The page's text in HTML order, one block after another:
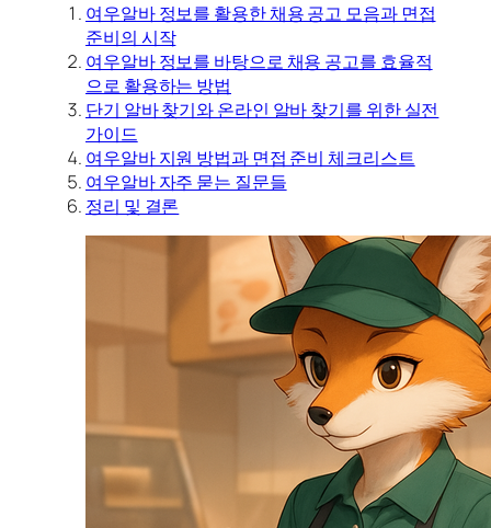
여우알바 정보를 활용한 채용 공고 모음과 면접
준비의 시작
여우알바 정보를 바탕으로 채용 공고를 효율적
으로 활용하는 방법
단기 알바 찾기와 온라인 알바 찾기를 위한 실전
가이드
여우알바 지원 방법과 면접 준비 체크리스트
여우알바 자주 묻는 질문들
정리 및 결론